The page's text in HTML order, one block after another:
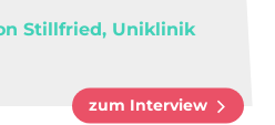
Stillfried, Uniklinik
zum Interview